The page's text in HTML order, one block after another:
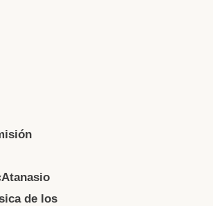
de los